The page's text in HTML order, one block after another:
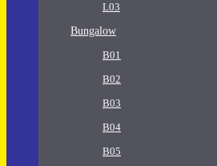
L03
Bungalow
B01
B02
B03
B04
B05